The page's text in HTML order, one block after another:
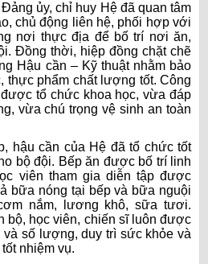
ủy, chỉ huy Hệ đã quan tâm
chủ động liên hệ, phối hợp với
nơi thực địa để bố trí nơi ăn,
Đồng thời, hiệp đồng chặt chẽ
Hậu cần – Kỹ thuật nhằm bảo
thực phẩm chất lượng tốt. Công
tổ chức khoa học, vừa đáp
vừa chú trọng vệ sinh an toàn
hậu cần của Hệ đã tổ chức tốt
bộ đội. Bếp ăn được bố trí linh
viên tham gia diễn tập được
bữa nóng tại bếp và bữa nguội
nắm, lương khô, sữa tươi.
bộ, học viên, chiến sĩ luôn được
số lượng, duy trì sức khỏe và
nhiệm vụ.